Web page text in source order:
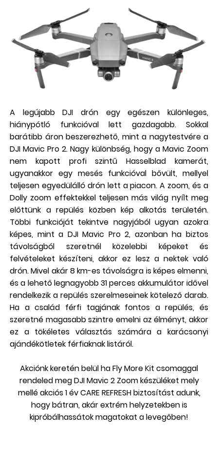
A legújabb DJI drón egy egészen különleges,
hiánypótló funkcióval lett gazdagabb. Sokkal
barátibb áron beszerezhető, mint a nagytestvére a
DJI Mavic Pro 2. Nagy különbség, hogy a Mavic Zoom
nem kapott profi szintű Hasselblad kamerát,
ugyanakkor egy mesés funkcióval bővült, mellyel
teljesen egyedülálló drón lett a piacon. A zoom, és a
Dolly zoom effektekkel teljesen más világ nyílt meg
előttünk a repülés közben kép alkotás területén.
Többi funkcióját tekintve nagyjából ugyan azokra
képes, mint a DJI Mavic Pro 2, azonban ha biztos
távolságból szeretnél közelebbi képeket és
felvételeket készíteni, akkor ez lesz a nektek való
drón. Mivel akár 8 km-es távolságra is képes elmenni,
és a lehető legnagyobb 31 perces akkumulátor idővel
rendelkezik a repülés szerelmeseinek kötelező darab.
Ha a család férfi tagjának fontos a repülés, és
szeretné magasabb szintre emelni az élményt, akkor
ez a tökéletes választás számára a karácsonyi
ajándékötletek férfiaknak listáról.
Akciónk keretén belül ha Fly More Kit csomaggal
rendeled meg DJI Mavic 2 Zoom készüléket mely
mellé akciós 1 év CARE REFRESH biztosítást adunk,
hogy bátran, akár extrém helyzetekben is
kipróbálhassátok magatokat a levegőben!